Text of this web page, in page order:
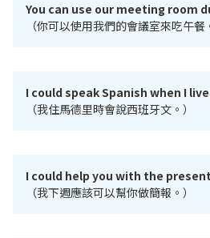
You can use our meeting room
（你可以使用我們的會議室來吃午餐
I could speak Spanish when I
（我住馬德里時會說西班牙文。）
I could help you with the
（我下週應該可以幫你做簡報。）